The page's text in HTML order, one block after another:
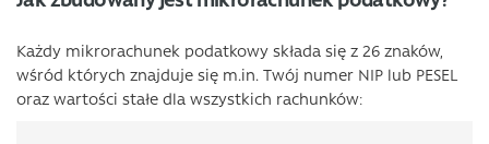
Każdy mikrorachunek podatkowy składa się z 26 znaków,
wśród których znajduje się m.in. Twój numer NIP lub PESEL
oraz wartości stałe dla wszystkich rachunków: